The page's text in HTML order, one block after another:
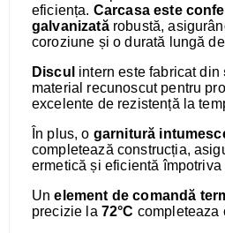
eficiența. Carcasa este
galvanizatărobustă,
coroziune și o durată lungă
Discul intern este fabricat din
material recunoscut pentru
excelente de rezistență la
În plus, o garnitură
completează construcția,
ermetică și eficientă
Unelement de comandă
precizie la 72°C completeaza